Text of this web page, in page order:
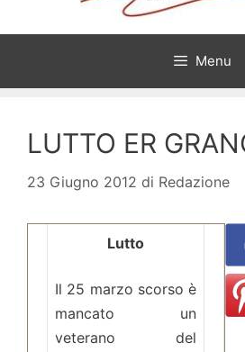
Menu
LUTTO ER
23 Giugno 2012 di Redazione
Lutto
Il 25 marzo scorso è
mancato un
veterano del